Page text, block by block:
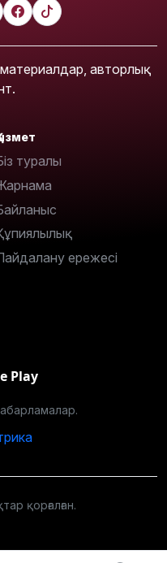
авторлық
туралы
ережесі
Play
қорғалған.